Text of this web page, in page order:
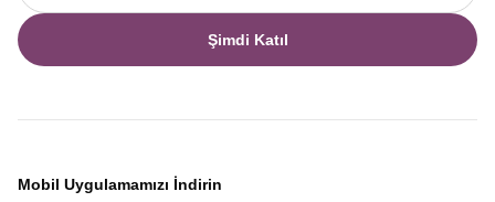
Şimdi Katıl
Mobil Uygulamamızı İndirin